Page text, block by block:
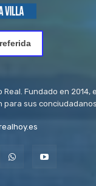
Fundado en
para sus